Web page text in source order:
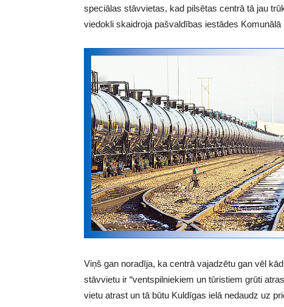
speciālas stāvvietas, kad pilsētas centrā tā jau
viedokli skaidroja pašvaldības iestādes
Viņš gan noradīja, ka centrā vajadzētu gan vēl
stāvvietu ir “ventspilniekiem un tūristiem grūti
vietu atrast un tā būtu Kuldīgas ielā nedaudz uz